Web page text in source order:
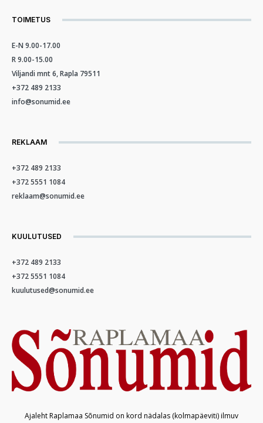
TOIMETUS
E-N 9.00-17.00
R 9.00-15.00
Viljandi mnt 6, Rapla 79511
+372 489 2133
info@sonumid.ee
REKLAAM
+372 489 2133
+372 5551 1084
reklaam@sonumid.ee
KUULUTUSED
+372 489 2133
+372 5551 1084
kuulutused@sonumid.ee
Ajaleht Raplamaa Sõnumid on kord nädalas (kolmapäeviti) ilmuv